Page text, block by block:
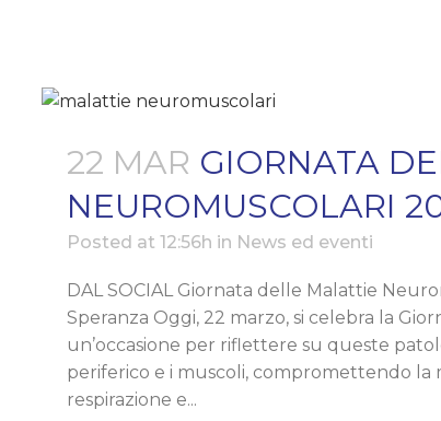
22 MAR GIORNATA
NEUROMUSCOLARI
Posted at 12:56h in News ed eventi
DAL SOCIAL Giornata delle Malattie
Speranza Oggi, 22 marzo, si celebra la
un’occasione per riflettere su queste
periferico e i muscoli, compromettendo la
respirazione e...